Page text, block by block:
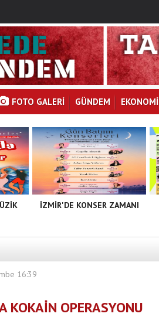
FOTO GALERI GÜNDEM EKONOMİ
İZMİR'DE KONSER ZAMANI
16:39
KOKAİN OPERASYONU